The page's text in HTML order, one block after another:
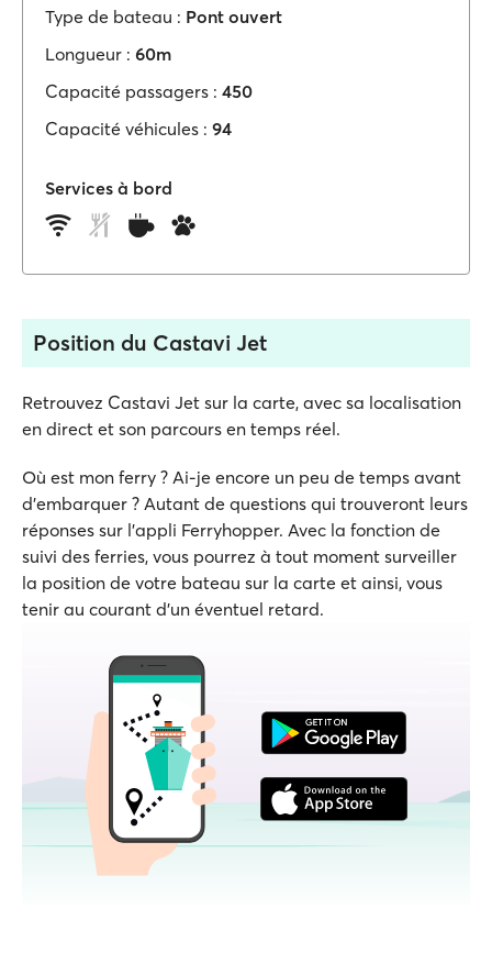
Type de bateau : Pont ouvert
Longueur : 60m
Capacité passagers : 450
Capacité véhicules : 94
Services à bord
Position du Castavi Jet
Retrouvez Castavi Jet sur la carte, avec sa localisation
en direct et son parcours en temps réel.
Où est mon ferry ? Ai-je encore un peu de temps avant
d'embarquer ? Autant de questions qui trouveront leurs
réponses sur l'appli Ferryhopper. Avec la fonction de
suivi des ferries, vous pourrez à tout moment surveiller
la position de votre bateau sur la carte et ainsi, vous
tenir au courant d'un éventuel retard.